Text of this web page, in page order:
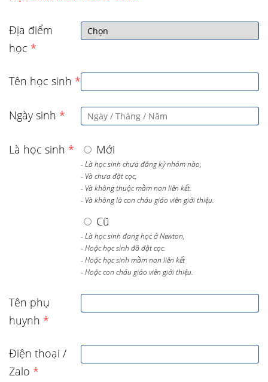
Địa điểm
học *
Tên học sinh *
Ngày sinh *
Là học sinh * Mới
- Là học sinh chưa đăng ký nhóm nào,
- Và chưa đặt cọc,
- Và không thuộc mầm non liên kết.
- Và không là con cháu giáo viên giới thiệu.
Cũ
- Là học sinh đang học ở Newton,
- Hoặc học sinh đã đặt cọc.
- Hoặc học sinh mầm non liên kết
- Hoặc con cháu giáo viên giới thiệu.
Tên phụ
huynh *
Điện thoại /
Zalo *